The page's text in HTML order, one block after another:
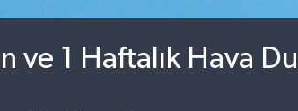
ve 1 Haftalık Hava